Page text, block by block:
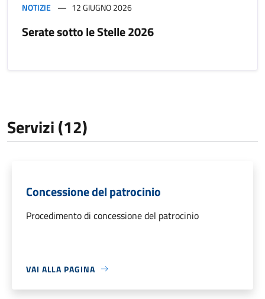
NOTIZIE 12 GIUGNO 2026
Serate sotto le Stelle 2026
Servizi (12)
Concessione del patrocinio
Procedimento di concessione del patrocinio
VAI ALLA PAGINA